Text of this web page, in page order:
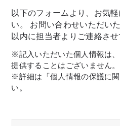
以下のフォームより、お気
い。 お問い合わせいただい
以内に担当者よりご連絡させ
※記入いただいた個人情報は
提供することはございません。
※詳細は「個人情報の保護に
い。